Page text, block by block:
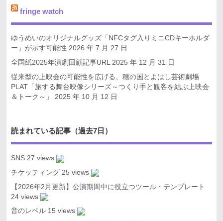
fringe watch
ゆうめいのオリジナルグッズ「NFCタグ入りミニCDキーホルダ
ー」が示す可能性 2026 年 7 月 27 日
全国紙2025年演劇回顧記事URL 2025 年 12 月 31 日
従来型の上映会の可能性を広げる、穂の国とよはし芸術劇場
PLAT「旅する舞台映像シリーズ～つくり手と観客を結ぶ上映会
＆トーク～」
2025 年 10 月 12 日
読まれている記事（過去7日）
SNS 27 views
チケッティング 25 views
【2026年2月更新】公演期間中に役立つツール・テンプレート
24 views
音のレベル 15 views